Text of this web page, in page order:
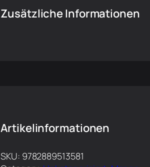
Zusätzliche Informationen
Artikelinformationen
SKU: 9782889513581